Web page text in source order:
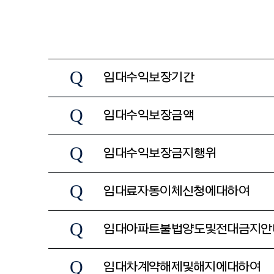
Q 임대수익보장기간
Q 임대수익보장금액
Q 임대수익보장 금지행위
Q 임대료 자동이체 신청에 대하여
Q 임대아파트 불법양도 및 전대금지
Q 임대차계약 해제 및 해지에 대하여